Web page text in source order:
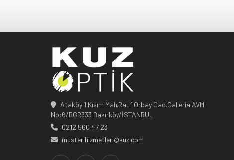
Ataköy 1.Kısım Mah.Rauf Orbay Cad.Galleria AVM
No:6/BGR333 Bakırköy/İSTANBUL
0212 560 47 23
musterihizmetleri@kuz.com